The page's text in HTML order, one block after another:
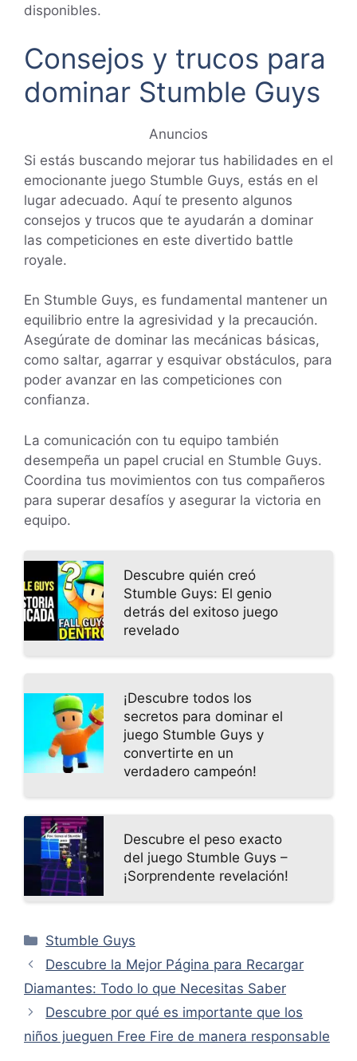
disponibles.
Consejos y trucos para
dominar Stumble Guys
Anuncios
Si estás buscando mejorar tus habilidades en el
emocionante juego Stumble Guys, estás en el
lugar adecuado. Aquí te presento algunos
consejos y trucos que te ayudarán a dominar
las competiciones en este divertido battle
royale.
En Stumble Guys, es fundamental mantener un
equilibrio entre la agresividad y la precaución.
Asegúrate de dominar las mecánicas básicas,
como saltar, agarrar y esquivar obstáculos, para
poder avanzar en las competiciones con
confianza.
La comunicación con tu equipo también
desempeña un papel crucial en Stumble Guys.
Coordina tus movimientos con tus compañeros
para superar desafíos y asegurar la victoria en
equipo.
Descubre quién creó
Stumble Guys: El genio
detrás del exitoso juego
revelado
¡Descubre todos los
secretos para dominar el
juego Stumble Guys y
convertirte en un
verdadero campeón!
Descubre el peso exacto
del juego Stumble Guys –
¡Sorprendente revelación!
Categorías
Stumble Guys
Descubre la Mejor Página para Recargar
Diamantes: Todo lo que Necesitas Saber
Descubre por qué es importante que los
niños jueguen Free Fire de manera responsable